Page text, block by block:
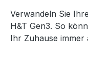
Verwandeln Sie
H&T Gen3. So
Ihr Zuhause immer